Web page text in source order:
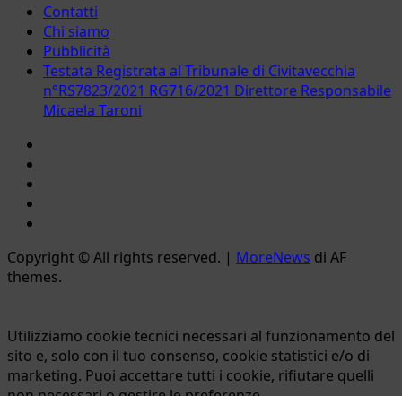
Contatti
Chi siamo
Pubblicità
Testata Registrata al Tribunale di Civitavecchia
n°RS7823/2021 RG716/2021 Direttore Responsabile
Micaela Taroni
Copyright © All rights reserved. | MoreNews di AF
themes.
Utilizziamo cookie tecnici necessari al funzionamento del
sito e, solo con il tuo consenso, cookie statistici e/o di
marketing. Puoi accettare tutti i cookie, rifiutare quelli